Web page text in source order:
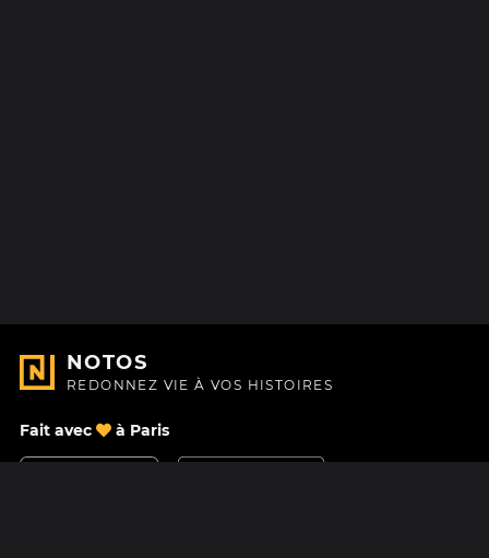
NOTOS
REDONNEZ VIE À VOS HISTOIRES
Fait avec à Paris